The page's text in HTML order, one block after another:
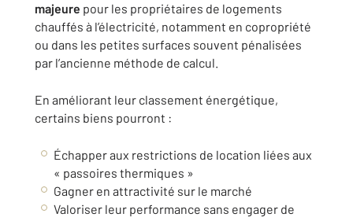
majeure pour les propriétaires de logements
chauffés à l’électricité, notamment en copropriété
ou dans les petites surfaces souvent pénalisées
par l’ancienne méthode de calcul.
En améliorant leur classement énergétique,
certains biens pourront :
Échapper aux restrictions de location liées aux
« passoires thermiques »
Gagner en attractivité sur le marché
Valoriser leur performance sans engager de